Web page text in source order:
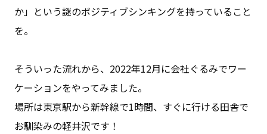
か」という謎のポジティブシンキングを持っていること
を。
そういった流れから、2022年12月に会社ぐるみでワー
ケーションをやってみました。
場所は東京駅から新幹線で1時間、すぐに行ける田舎で
お馴染みの軽井沢です！